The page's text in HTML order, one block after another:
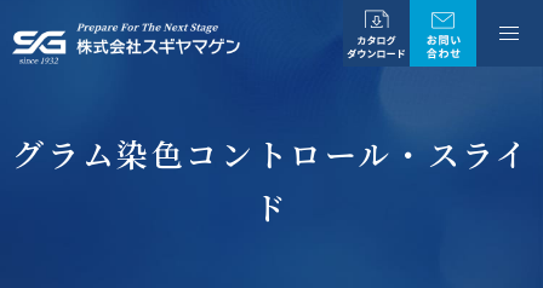
グラム染色コントロール・スライ
ド